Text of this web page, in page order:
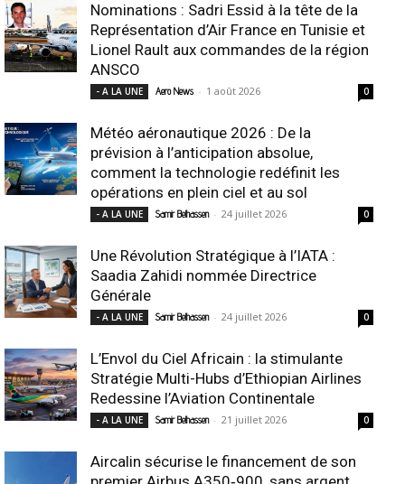
Nominations : Sadri Essid à la tête de la
Représentation d’Air France en Tunisie et
Lionel Rault aux commandes de la région
ANSCO
- A LA UNE Aero News - 1 août 2026 0
Météo aéronautique 2026 : De la
prévision à l’anticipation absolue,
comment la technologie redéfinit les
opérations en plein ciel et au sol
- A LA UNE Samir Belhassen - 24 juillet 2026 0
Une Révolution Stratégique à l’IATA :
Saadia Zahidi nommée Directrice
Générale
- A LA UNE Samir Belhassen - 24 juillet 2026 0
L’Envol du Ciel Africain : la stimulante
Stratégie Multi-Hubs d’Ethiopian Airlines
Redessine l’Aviation Continentale
- A LA UNE Samir Belhassen - 21 juillet 2026 0
Aircalin sécurise le financement de son